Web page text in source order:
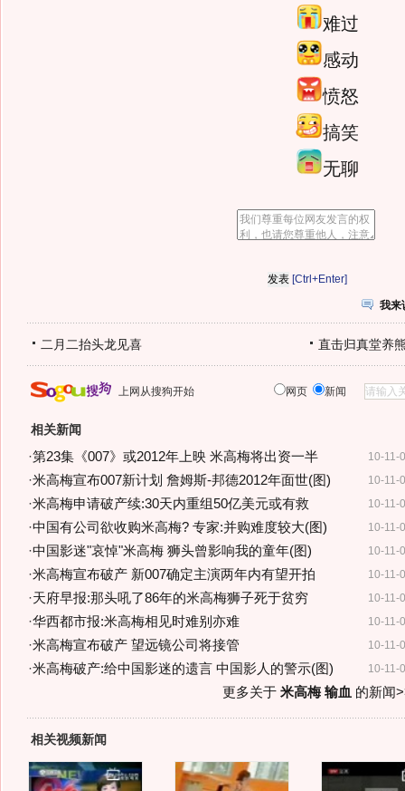
难过
感动
愤怒
搞笑
无聊
[Ctrl+Enter]
我来
二月二抬头龙见喜 直击归真堂养
上网从搜狗开始 网页 新闻
相关新闻
10-11-
·第23集《007》或2012年上映 米高梅将出资一半
10-11-
·米高梅宣布007新计划 詹姆斯-邦德2012年面世(图)
10-11-
·米高梅申请破产续:30天内重组50亿美元或有救
10-11-
·中国有公司欲收购米高梅? 专家:并购难度较大(图)
10-11-
·中国影迷"哀悼"米高梅 狮头曾影响我的童年(图)
10-11-
·米高梅宣布破产 新007确定主演两年内有望开拍
10-11-
·天府早报:那头吼了86年的米高梅狮子死于贫穷
10-11-
·华西都市报:米高梅相见时难别亦难
10-11-
·米高梅宣布破产 望远镜公司将接管
10-11-
·米高梅破产:给中国影迷的遗言 中国影人的警示(图)
更多关于 米高梅 输血 的新闻
相关视频新闻